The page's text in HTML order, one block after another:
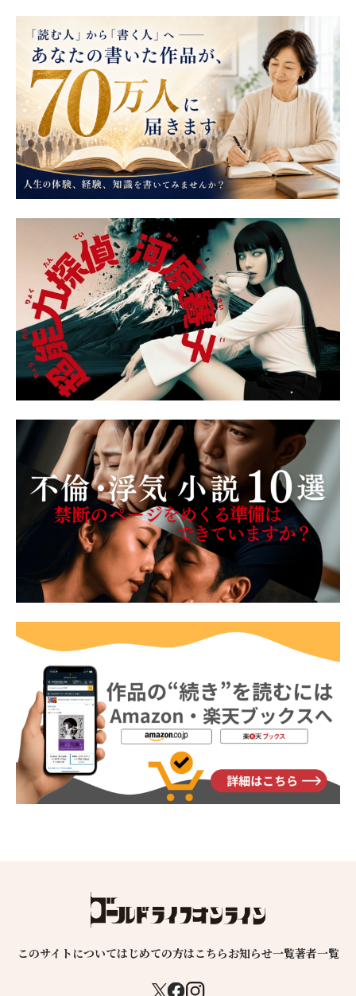
このサイトについてはじめての方はこちらお知らせ一覧著者一覧